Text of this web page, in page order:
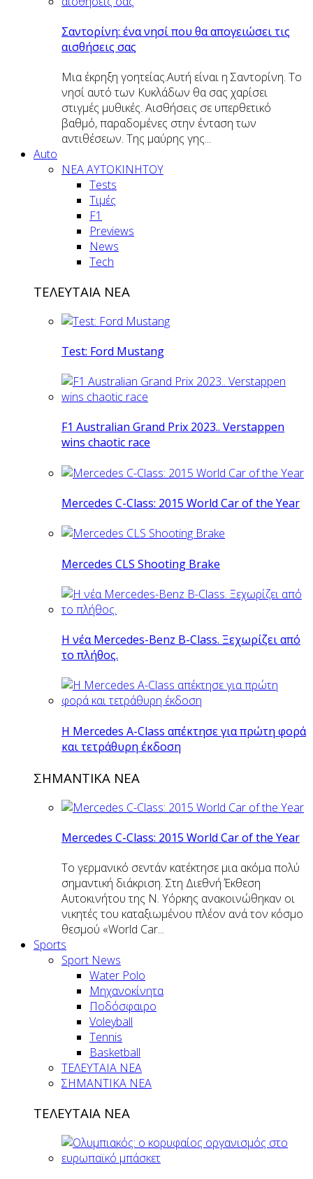
Σαντορίνη: ένα νησί που θα απογειώσει τις
αισθήσεις σας
Μια έκρηξη γοητείας.Αυτή είναι η Σαντορίνη. Το
νησί αυτό των Κυκλάδων θα σας χαρίσει
στιγμές μυθικές. Αισθήσεις σε υπερθετικό
βαθμό, παραδομένες στην ένταση των
αντιθέσεων. Της μαύρης γης...
Auto
NEA AYTOKINHTOY
Tests
Τιμές
F1
Previews
News
Tech
ΤΕΛΕΥΤΑΙΑ ΝΕΑ
Test: Ford Mustang
F1 Australian Grand Prix 2023.. Verstappen
wins chaotic race
Mercedes C-Class: 2015 World Car of the Year
Mercedes CLS Shooting Brake
Η νέα Mercedes-Benz B-Class. Ξεχωρίζει από
το πλήθος.
H Mercedes Α-Class απέκτησε για πρώτη φορά
και τετράθυρη έκδοση
ΣΗΜΑΝΤΙΚΑ ΝΕΑ
Mercedes C-Class: 2015 World Car of the Year
Το γερμανικό σεντάν κατέκτησε μια ακόμα πολύ
σημαντική διάκριση. Στη Διεθνή Έκθεση
Αυτοκινήτου της Ν. Υόρκης ανακοινώθηκαν οι
νικητές του καταξιωμένου πλέον ανά τον κόσμο
θεσμού «World Car...
Sports
Sport News
Water Polo
Μηχανοκίνητα
Ποδόσφαιρο
Voleyball
Tennis
Basketball
ΤΕΛΕΥΤΑΙΑ ΝΕΑ
ΣΗΜΑΝΤΙΚΑ ΝΕΑ
ΤΕΛΕΥΤΑΙΑ ΝΕΑ